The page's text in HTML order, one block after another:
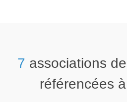
7 associations de
référencées à